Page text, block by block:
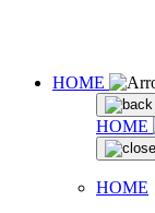
HOME
HOME
HOME